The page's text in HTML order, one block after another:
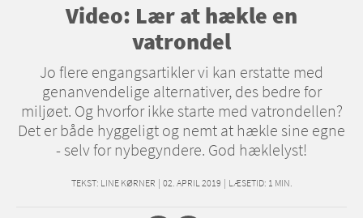
Video: Lær at hækle en
vatrondel
Jo flere engangsartikler vi kan erstatte med
genanvendelige alternativer, des bedre for
miljøet. Og hvorfor ikke starte med vatrondellen?
Det er både hyggeligt og nemt at hækle sine egne
- selv for nybegyndere. God hæklelyst!
TEKST: LINE KØRNER | 02. APRIL 2019 | LÆSETID: 1 MIN.